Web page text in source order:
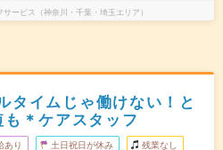
ービス（神奈川・千葉・埼玉エリア）
タイムじゃ働けない！と
＊ケアスタッフ
あり 土日祝日が休み 残業なし